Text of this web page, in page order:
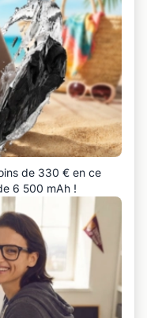
de 330 € en ce
6 500 mAh !